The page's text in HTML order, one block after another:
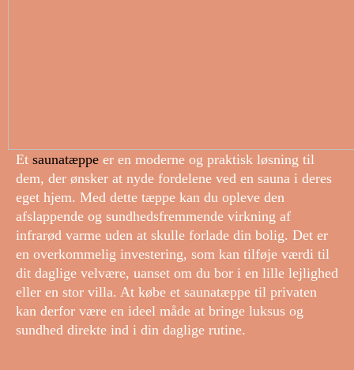
Et saunatæppe er en moderne og praktisk løsning til
dem, der ønsker at nyde fordelene ved en sauna i deres
eget hjem. Med dette tæppe kan du opleve den
afslappende og sundhedsfremmende virkning af
infrarød varme uden at skulle forlade din bolig. Det er
en overkommelig investering, som kan tilføje værdi til
dit daglige velvære, uanset om du bor i en lille lejlighed
eller en stor villa. At købe et saunatæppe til privaten
kan derfor være en ideel måde at bringe luksus og
sundhed direkte ind i din daglige rutine.